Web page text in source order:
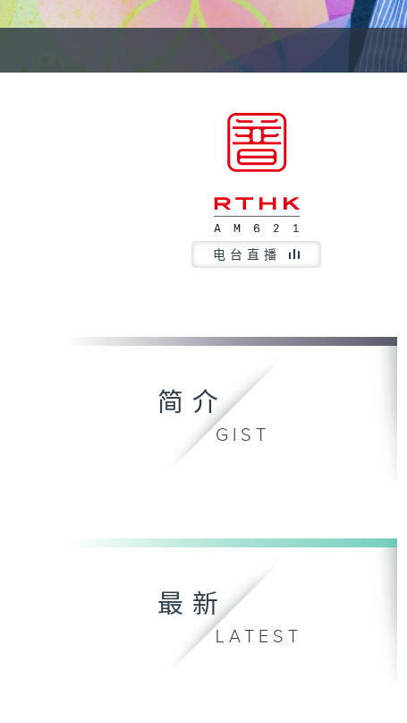
电台直播
简介
GIST
最新
LATEST